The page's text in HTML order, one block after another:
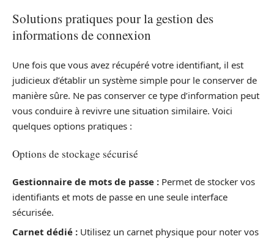
Solutions pratiques pour la gestion des
informations de connexion
Une fois que vous avez récupéré votre identifiant, il est
judicieux d’établir un système simple pour le conserver de
manière sûre. Ne pas conserver ce type d’information peut
vous conduire à revivre une situation similaire. Voici
quelques options pratiques :
Options de stockage sécurisé
Gestionnaire de mots de passe : Permet de stocker vos
identifiants et mots de passe en une seule interface
sécurisée.
Carnet dédié : Utilisez un carnet physique pour noter vos